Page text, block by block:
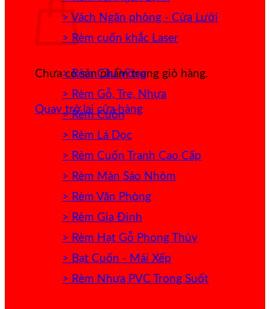
Chưa có sản phẩm trong giỏ hàng.
Quay trở lại cửa hàng
> Vách Ngăn phòng - Cửa Lưới
> Rèm cuốn khắc Laser
> Rèm Cầu Vồng
> Rèm Gỗ, Tre, Nhựa
> Rèm Cuốn
> Rèm Lá Dọc
> Rèm Cuốn Tranh Cao Cấp
> Rèm Màn Sáo Nhôm
> Rèm Văn Phòng
> Rèm Gia Đình
> Rèm Hạt Gỗ Phong Thủy
> Bạt Cuốn - Mái Xếp
> Rèm Nhựa PVC Trong Suốt